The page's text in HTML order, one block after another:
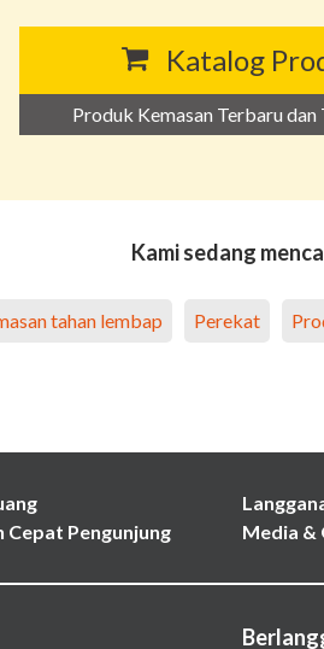
Katalog
Produk Kemasan Terbaru
Kami sedang
tahan lembap Perekat
Pengunjung
Media &